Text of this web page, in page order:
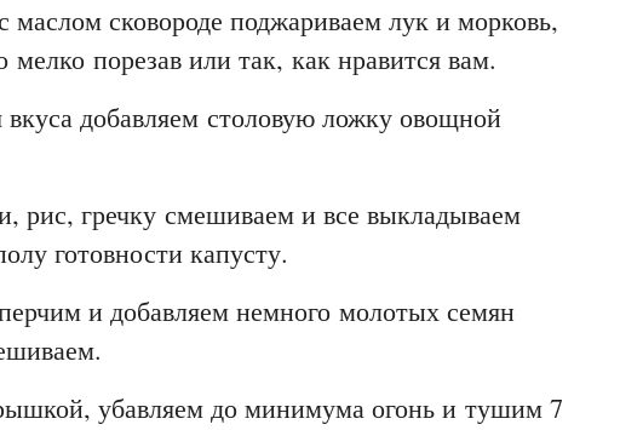
маслом сковороде поджариваем лук и морковь,
мелко порезав или так, как нравится вам.
добавляем столовую ложку овощной
рис, гречку смешиваем и все выкладываем
готовности капусту.
и добавляем немного молотых семян
убавляем до минимума огонь и тушим 7